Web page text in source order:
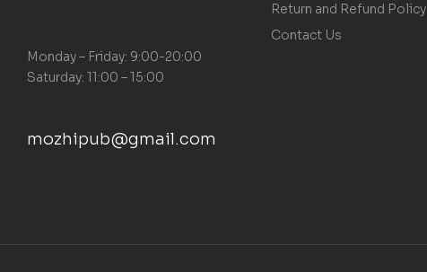
Monday – Friday: 9:00-20:00
Saturday: 11:00 – 15:00
mozhipub@gmail.com
Return and Refund Policy
Contact Us